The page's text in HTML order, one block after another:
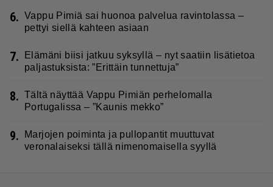
6. Vappu Pimiä sai huonoa palvelua ravintolassa –
pettyi siellä kahteen asiaan
7.
Elämäni biisi jatkuu syksyllä – nyt saatiin lisätietoa
paljastuksista: ”Erittäin tunnettuja”
8. Tältä näyttää Vappu Pimiän perhelomalla
Portugalissa – ”Kaunis mekko”
9.
Marjojen poiminta ja pullopantit muuttuvat
veronalaiseksi tällä nimenomaisella syyllä